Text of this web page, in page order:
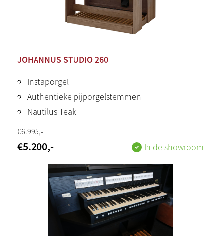
JOHANNUS STUDIO 260
Instaporgel
Authentieke pijporgelstemmen
Nautilus Teak
€6.995,-
€5.200,- In de showroom